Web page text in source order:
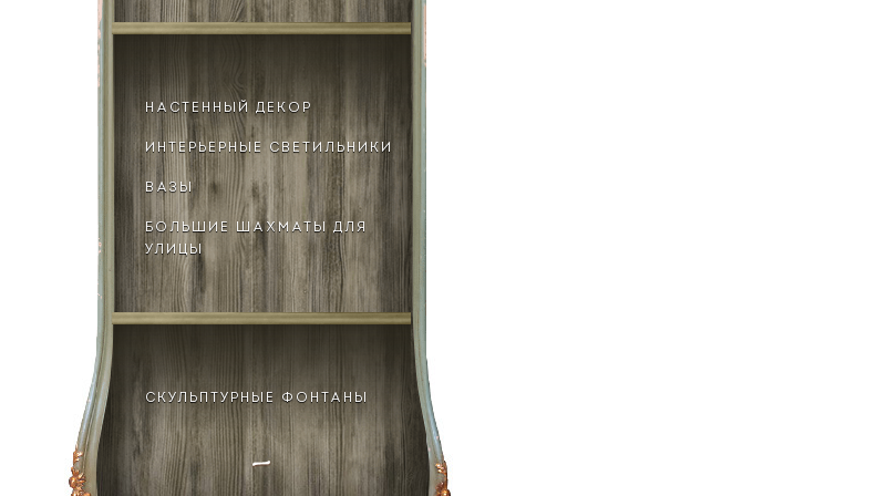
НАСТЕННЫЙ ДЕКОР
ИНТЕРЬЕРНЫЕ СВЕТИЛЬНИКИ
ВАЗЫ
БОЛЬШИЕ ШАХМАТЫ ДЛЯ
УЛИЦЫ
СКУЛЬПТУРНЫЕ ФОНТАНЫ